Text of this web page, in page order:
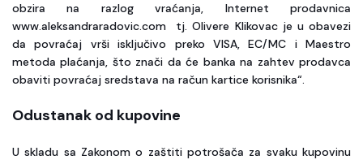
obzira na razlog vraćanja, Internet prodavnica
www.aleksandraradovic.com tj. Olivere Klikovac je u obavezi
da povraćaj vrši isključivo preko VISA, EC/MC i Maestro
metoda plaćanja, što znači da će banka na zahtev prodavca
obaviti povraćaj sredstava na račun kartice korisnika“.
Odustanak od kupovine
U skladu sa Zakonom o zaštiti potrošača za svaku kupovinu